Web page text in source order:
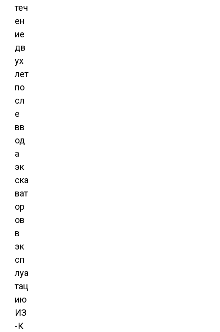
теч
ен
ие
дв
ух
лет
по
сл
е
вв
од
а
эк
ска
ват
ор
ов
в
эк
сп
луа
тац
ию
ИЗ
-К